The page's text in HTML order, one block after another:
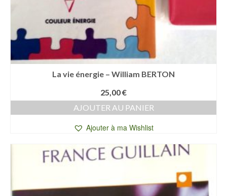
La vie énergie – William BERTON
25,00€
AJOUTER AU PANIER
Ajouter à ma Wishlist